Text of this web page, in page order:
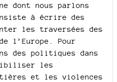
dont nous parlons
à écrire des
les traversées des
l’Europe. Pour
des politiques dans
les
et les violences